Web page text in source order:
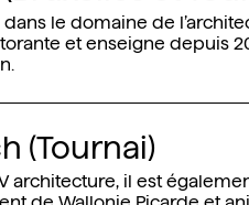
le domaine de
et enseigne depuis
(Tournai)
architecture, il est